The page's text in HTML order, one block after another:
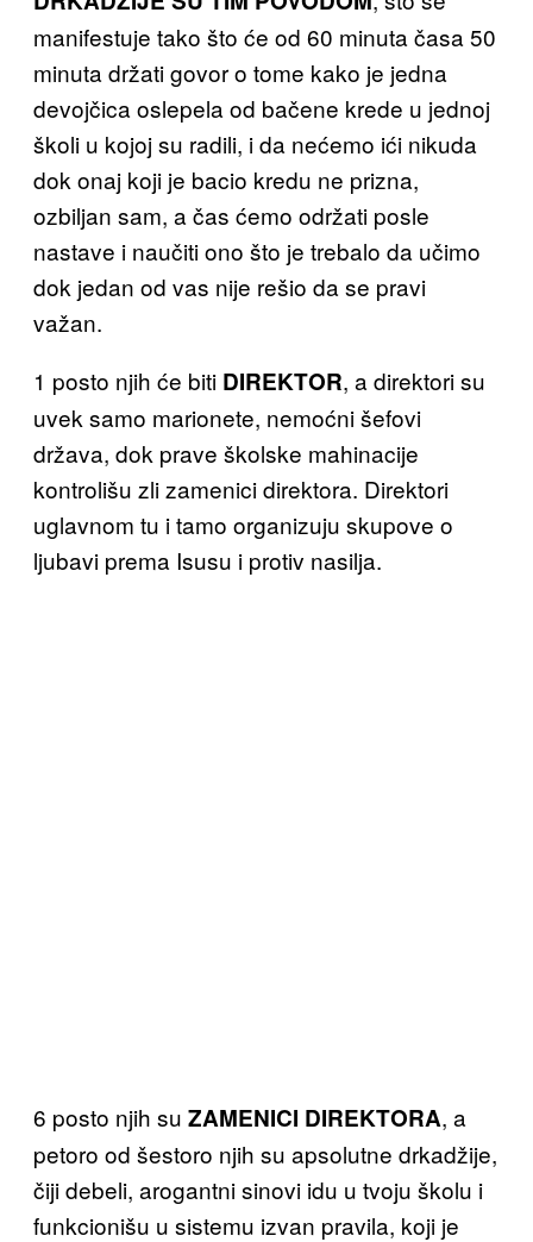
manifestuje tako što će od 60 minuta časa 50
minuta držati govor o tome kako je jedna
devojčica oslepela od bačene krede u jednoj
školi u kojoj su radili, i da nećemo ići nikuda
dok onaj koji je bacio kredu ne prizna,
ozbiljan sam, a čas ćemo održati posle
nastave i naučiti ono što je trebalo da učimo
dok jedan od vas nije rešio da se pravi
važan.
1 posto njih će biti DIREKTOR, a direktori su
uvek samo marionete, nemoćni šefovi
država, dok prave školske mahinacije
kontrolišu zli zamenici direktora. Direktori
uglavnom tu i tamo organizuju skupove o
ljubavi prema Isusu i protiv nasilja.
6 posto njih su ZAMENICI DIREKTORA, a
petoro od šestoro njih su apsolutne drkadžije,
čiji debeli, arogantni sinovi idu u tvoju školu i
funkcionišu u sistemu izvan pravila, koji je